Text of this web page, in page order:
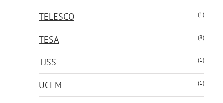
TELESCO (1)
TESA (8)
TJSS (1)
UCEM (1)